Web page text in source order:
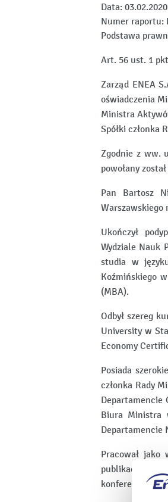
Data:
Numer raportu:
Podstawa
Art. 56 ust. 1
Zarząd ENEA
oświadczenia
Ministra
Spółki członka
Zgodnie z ww.
powołany
Pan Bartosz
Warszawskiego
Ukończył
Wydziale Nauk
studia w
Koźmińskiego
(MBA).
Odbył szereg
University w
Economy
Posiada
członka Rady
Departamencie
Biura Ministra
Departamencie
Pracował jako
publikacji
konferencji w